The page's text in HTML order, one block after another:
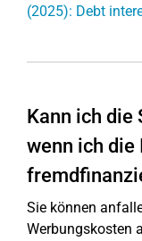
(2025): Debt
Kann ich die
wenn ich
Sie können
Werbungskosten